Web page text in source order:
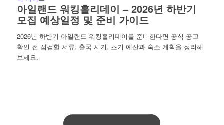
아일랜드 워킹홀리데이 – 2026년 하반기
모집 예상일정 및 준비 가이드
2026년 하반기 아일랜드 워킹홀리데이를 준비한다면 공식 공고
확인 전 점검할 서류, 출국 시기, 초기 예산과 숙소 계획을 정리해
보세요.